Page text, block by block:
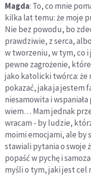
Magda: To, co mnie
kilka lat temu: że moje
Nie bez powodu, bo
prawdziwie, z serca,
w tworzeniu, w tym, co i
pewne zagrożenie,
jako katolicki twórca: że
pokazać, jaka ja jestem
niesamowita i
wiem… Mam jednak
wracam - by ludzie,
moimi emocjami, ale by
stawiali pytania o swoje
popaść w pychę i
myśli o tym, jaki jest cel